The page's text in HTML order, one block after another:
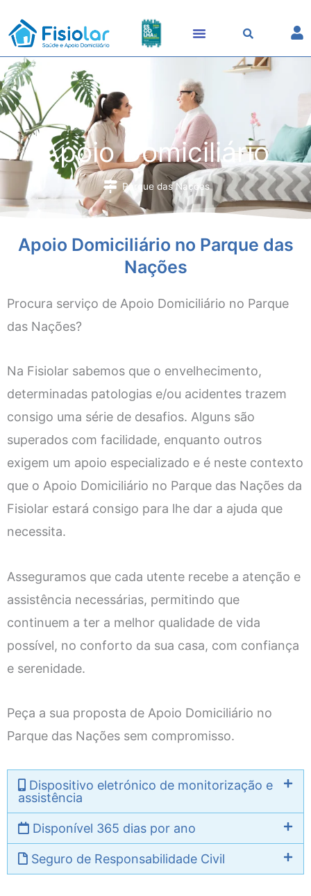
content
Apoio Domiciliário
Parque das Nações
Apoio Domiciliário no Parque das
Nações
Procura serviço de Apoio Domiciliário no Parque
das Nações?
Na Fisiolar sabemos que o envelhecimento,
determinadas patologias e/ou acidentes trazem
consigo uma série de desafios. Alguns são
superados com facilidade, enquanto outros
exigem um apoio especializado e é neste contexto
que o Apoio Domiciliário no Parque das Nações da
Fisiolar estará consigo para lhe dar a ajuda que
necessita.
Asseguramos que cada utente recebe a atenção e
assistência necessárias, permitindo que
continuem a ter a melhor qualidade de vida
possível, no conforto da sua casa, com confiança
e serenidade.
Peça a sua proposta de Apoio Domiciliário no
Parque das Nações sem compromisso.
Dispositivo eletrónico de monitorização e
assistência
Disponível 365 dias por ano
Seguro de Responsabilidade Civil